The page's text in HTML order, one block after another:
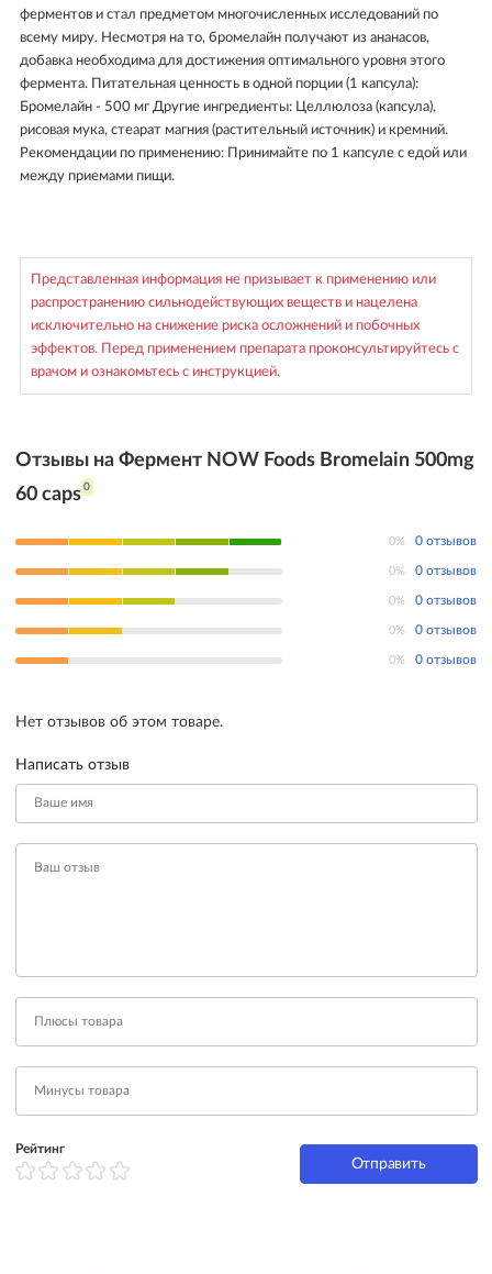
ферментов и стал предметом многочисленных исследований по
всему миру. Несмотря на то, бромелайн получают из ананасов,
добавка необходима для достижения оптимального уровня этого
фермента. Питательная ценность в одной порции (1 капсула):
Бромелайн - 500 мг Другие ингредиенты: Целлюлоза (капсула),
рисовая мука, стеарат магния (растительный источник) и кремний.
Рекомендации по применению: Принимайте по 1 капсуле с едой или
между приемами пищи.
Представленная информация не призывает к применению или
распространению сильнодействующих веществ и нацелена
исключительно на снижение риска осложнений и побочных
эффектов. Перед применением препарата проконсультируйтесь с
врачом и ознакомьтесь с инструкцией.
Отзывы на Фермент NOW Foods Bromelain 500mg
60 caps 0
0% 0 отзывов
0% 0 отзывов
0% 0 отзывов
0% 0 отзывов
0% 0 отзывов
Нет отзывов об этом товаре.
Написать отзыв
Рейтинг
Отправить